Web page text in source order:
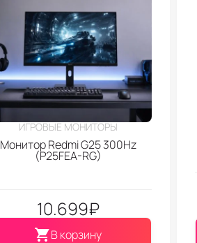
ИГРОВЫЕ МОНИТОРЫ
Монитор Redmi G25 300Hz
(P25FEA-RG)
10.699₽
В корзину